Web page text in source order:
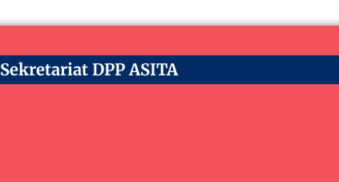
Sekretariat DPP ASITA